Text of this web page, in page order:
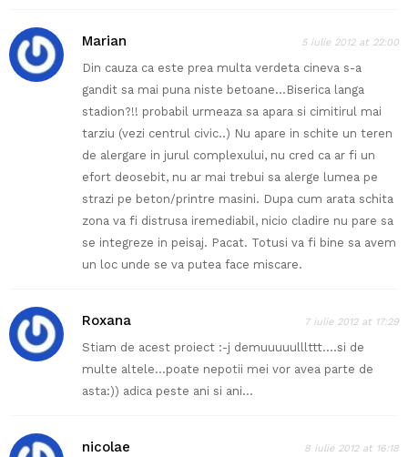
Marian 5 iulie 2012 at 22:00
Din cauza ca este prea multa verdeta cineva s-a
gandit sa mai puna niste betoane…Biserica langa
stadion?!! probabil urmeaza sa apara si cimitirul mai
tarziu (vezi centrul civic..) Nu apare in schite un teren
de alergare in jurul complexului, nu cred ca ar fi un
efort deosebit, nu ar mai trebui sa alerge lumea pe
strazi pe beton/printre masini. Dupa cum arata schita
zona va fi distrusa iremediabil, nicio cladire nu pare sa
se integreze in peisaj. Pacat. Totusi va fi bine sa avem
un loc unde se va putea face miscare.
Roxana 7 iulie 2012 at 17:29
Stiam de acest proiect :-j demuuuuulllttt….si de
multe altele…poate nepotii mei vor avea parte de
asta:)) adica peste ani si ani…
nicolae 8 iulie 2012 at 16:18